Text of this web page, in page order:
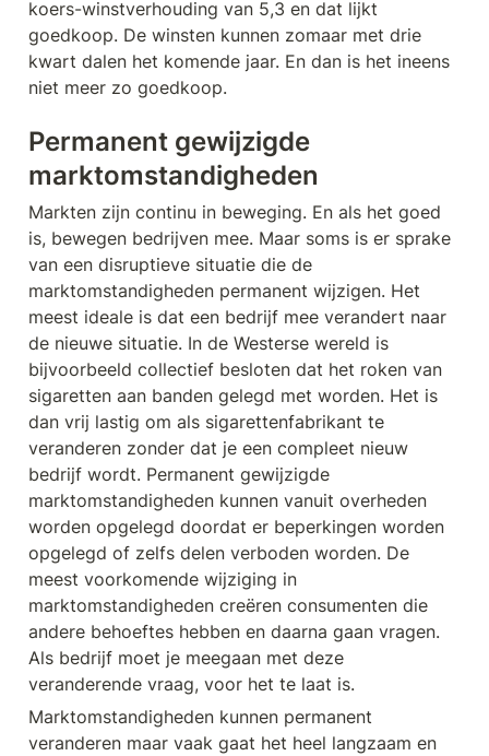
koers-winstverhouding van 5,3 en dat lijkt
goedkoop. De winsten kunnen zomaar met drie
kwart dalen het komende jaar. En dan is het ineens
niet meer zo goedkoop.
Permanent gewijzigde
marktomstandigheden
Markten zijn continu in beweging. En als het goed
is, bewegen bedrijven mee. Maar soms is er sprake
van een disruptieve situatie die de
marktomstandigheden permanent wijzigen. Het
meest ideale is dat een bedrijf mee verandert naar
de nieuwe situatie. In de Westerse wereld is
bijvoorbeeld collectief besloten dat het roken van
sigaretten aan banden gelegd met worden. Het is
dan vrij lastig om als sigarettenfabrikant te
veranderen zonder dat je een compleet nieuw
bedrijf wordt. Permanent gewijzigde
marktomstandigheden kunnen vanuit overheden
worden opgelegd doordat er beperkingen worden
opgelegd of zelfs delen verboden worden. De
meest voorkomende wijziging in
marktomstandigheden creëren consumenten die
andere behoeftes hebben en daarna gaan vragen.
Als bedrijf moet je meegaan met deze
veranderende vraag, voor het te laat is.
Marktomstandigheden kunnen permanent
veranderen maar vaak gaat het heel langzaam en